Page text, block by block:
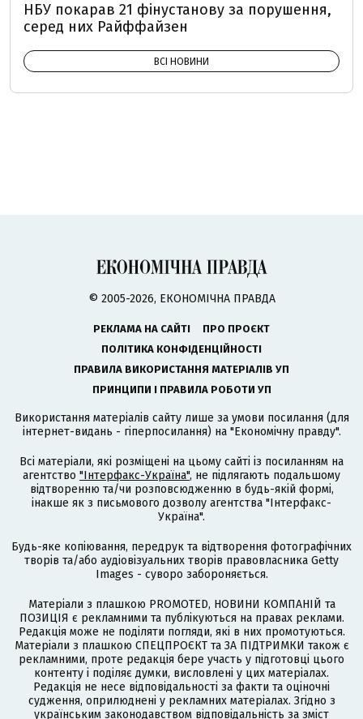
НБУ покарав 21 фінустанову за порушення,
серед них Райффайзен
ВСІ НОВИНИ
© 2005-2026, ЕКОНОМІЧНА ПРАВДА
РЕКЛАМА НА САЙТІ
ПРО ПРОЄКТ
ПОЛІТИКА КОНФІДЕНЦІЙНОСТІ
ПРАВИЛА ВИКОРИСТАННЯ МАТЕРІАЛІВ УП
ПРИНЦИПИ І ПРАВИЛА РОБОТИ УП
Використання матеріалів сайту лише за умови посилання (для
інтернет-видань - гіперпосилання) на "Економічну правду".
Всі матеріали, які розміщені на цьому сайті із посиланням на
агентство "Інтерфакс-Україна", не підлягають подальшому
відтворенню та/чи розповсюдженню в будь-якій формі,
інакше як з письмового дозволу агентства "Інтерфакс-
Україна".
Будь-яке копіювання, передрук та відтворення фотографічних
творів та/або аудіовізуальних творів правовласника Getty
Images - суворо забороняється.
Матеріали з плашкою PROMOTED, НОВИНИ КОМПАНІЙ та
ПОЗИЦІЯ є рекламними та публікуються на правах реклами.
Редакція може не поділяти погляди, які в них промотуються.
Матеріали з плашкою СПЕЦПРОЄКТ та ЗА ПІДТРИМКИ також є
рекламними, проте редакція бере участь у підготовці цього
контенту і поділяє думки, висловлені у цих матеріалах.
Редакція не несе відповідальності за факти та оціночні
судження, оприлюднені у рекламних матеріалах. Згідно з
українським законодавством відповідальність за зміст